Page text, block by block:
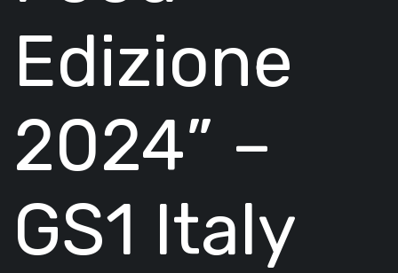
Edizione
2024” –
GS1 Italy